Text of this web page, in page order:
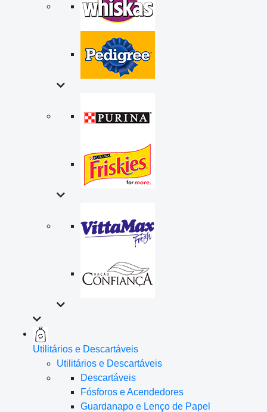
Utilitários e Descartáveis
Utilitários e Descartáveis
Descartáveis
Fósforos e Acendedores
Guardanapo e Lenço de Papel